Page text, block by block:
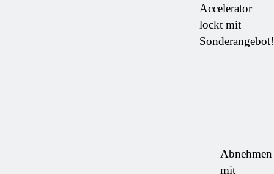
Accelerator
lockt mit
Sonderangebot!
Abnehmen
mit